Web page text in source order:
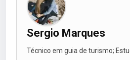
Sergio Marques
Técnico em guia de turismo;